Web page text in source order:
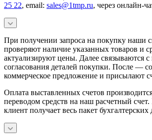
25 22, email: sales@1tmp.ru, через онлайн-
При получении запроса на покупку наши
проверяют наличие указанных товаров и
актуализируют цены. Далее связываются
согласования деталей покупки. После —
коммерческое предложение и присылают
Оплата выставленных счетов
переводом средств на наш расчетный
клиент получает весь пакет